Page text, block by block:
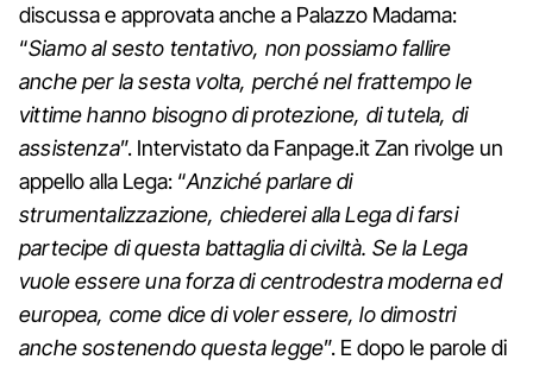
discussa e approvata anche a Palazzo Madama:
“Siamo al sesto tentativo, non possiamo fallire
anche per la sesta volta, perché nel frattempo le
vittime hanno bisogno di protezione, di tutela, di
assistenza”. Intervistato da Fanpage.it Zan rivolge un
appello alla Lega: “Anziché parlare di
strumentalizzazione, chiederei alla Lega di farsi
partecipe di questa battaglia di civiltà. Se la Lega
vuole essere una forza di centrodestra moderna ed
europea, come dice di voler essere, lo dimostri
anche sostenendo questa legge”. E dopo le parole di